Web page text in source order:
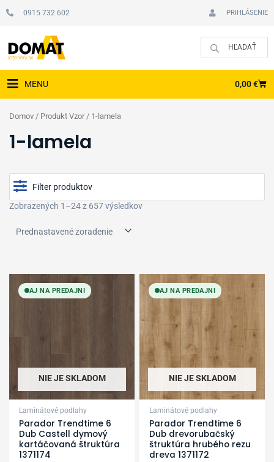
0915 732 602 PRIHLÁSENIE
MENU 0,00€
Domov / Produkt Vzor / 1-lamela
1-lamela
Filter produktov
Povrchová úprava
Zobrazených 1–24 z 657 výsledkov
AJ NA PREDAJNI
NIE JE SKLADOM
Laminátové podlahy
Parador Trendtime 6
Dub Castell dymový
kartáčovaná štruktúra
1371174
AJ NA PREDAJNI
NIE JE SKLADOM
Laminátové podlahy
Parador Trendtime 6
Dub drevorubačský
štruktúra hrubého rezu
dreva 1371172